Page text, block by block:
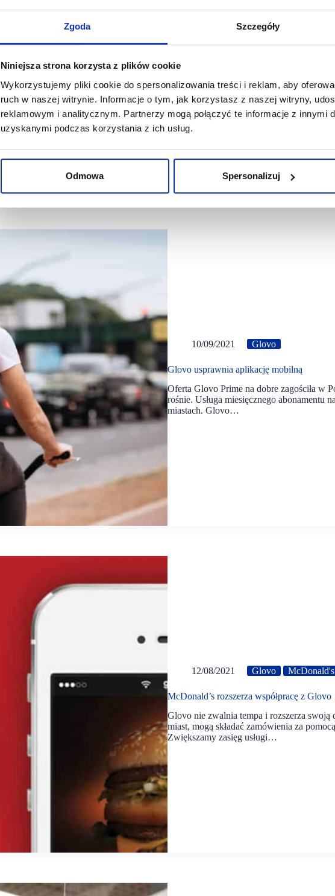
Zgoda Szczegóły
Niniejsza strona korzysta z plików cookie
Wykorzystujemy pliki cookie do spersonalizowania treści i reklam, aby
ruch w naszej witrynie. Informacje o tym, jak korzystasz z naszej witryny,
reklamowym i analitycznym. Partnerzy mogą połączyć te informacje z innymi
uzyskanymi podczas korzystania z ich usług.
Odmowa Spersonalizuj
Biedronka uruchamia usługę ultraszybkiej
Biedronka i Glovo rozszerzają
użytkownik aplikacji Glovo będzie mógł
ultraszybkiej dostawy.…
10/09/2021 Glovo
Glovo usprawnia aplikację mobilną
Oferta Glovo Prime na dobre zagościła w
rośnie. Usługa miesięcznego abonamentu
miastach. Glovo…
12/08/2021 Glovo McDonald's
McDonald’s rozszerza współpracę z Glovo
Glovo nie zwalnia tempa i rozszerza swoją
miast, mogą składać zamówienia za
Zwiększamy zasięg usługi…